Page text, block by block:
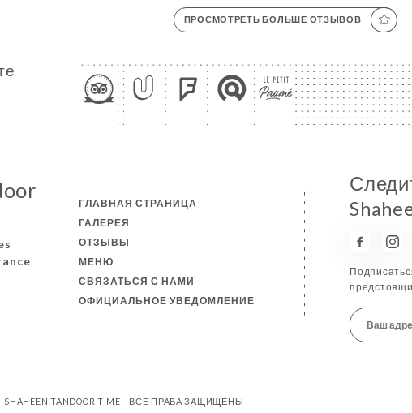
ПРОСМОТРЕТЬ БОЛЬШЕ ОТЗЫВОВ
ГЛАВНАЯ СТРАНИЦА
ГАЛЕРЕЯ
ОТЗЫВЫ
МЕНЮ
СВЯЗАТЬСЯ С НАМИ
ОФИЦИАЛЬНОЕ УВЕДОМЛЕНИЕ
TANDOOR TIME - ВСЕ ПРАВА ЗАЩИЩЕНЫ